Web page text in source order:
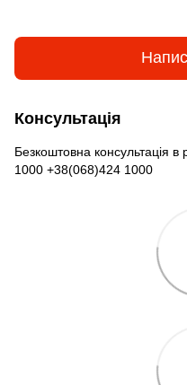
Консультація
Безкоштовна консультація
1000 +38(068)424 1000